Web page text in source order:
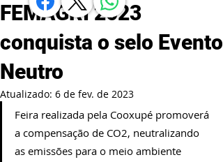
FEMAGRI 2023
conquista o selo Evento
Neutro
Atualizado: 6 de fev. de 2023
Feira realizada pela Cooxupé promoverá
a compensação de CO2, neutralizando
as emissões para o meio ambiente